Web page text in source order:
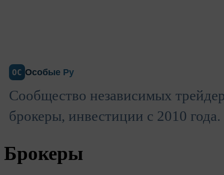
ОС Особые Ру
Сообщество независимых
брокеры, инвестиции с 2010 года.
Брокеры